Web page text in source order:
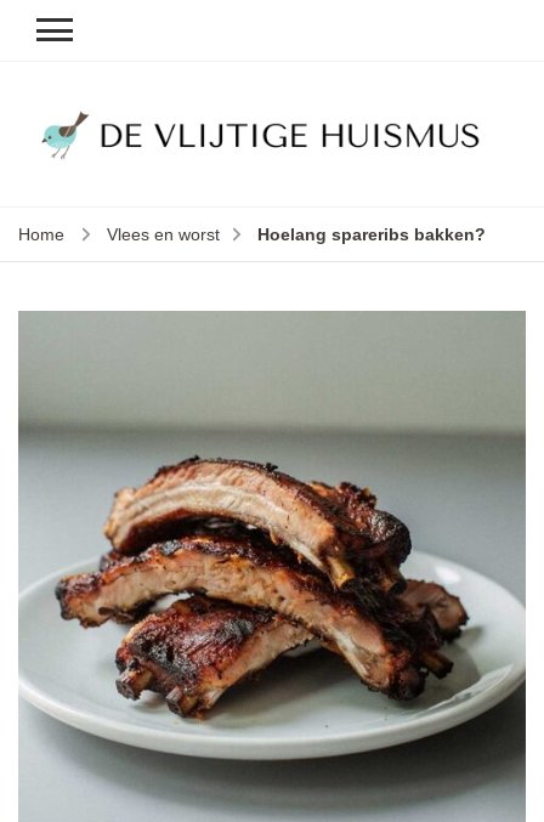
Home Vlees en worst Hoelang spareribs bakken?